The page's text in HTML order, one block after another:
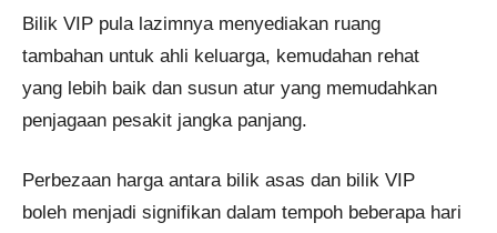
Bilik VIP pula lazimnya menyediakan ruang
tambahan untuk ahli keluarga, kemudahan rehat
yang lebih baik dan susun atur yang memudahkan
penjagaan pesakit jangka panjang.
Perbezaan harga antara bilik asas dan bilik VIP
boleh menjadi signifikan dalam tempoh beberapa hari